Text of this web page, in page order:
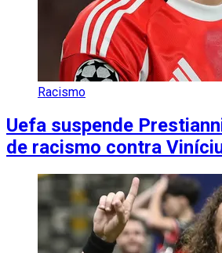
Racismo
Uefa suspende
de racismo contra